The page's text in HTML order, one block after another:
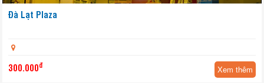
Đà Lạt Plaza
300.000đ Xem thêm